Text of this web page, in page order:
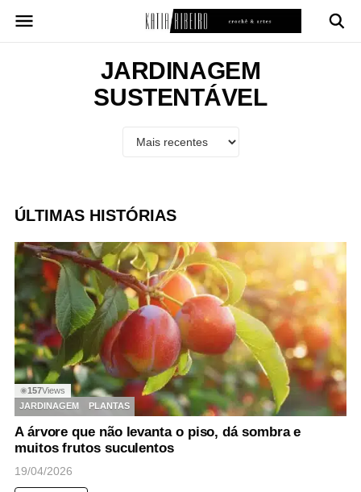
para
JARDINAGEM
SUSTENTÁVEL
ÚLTIMAS HISTÓRIAS
◉157Views
JARDINAGEM
PLANTAS
A árvore que não levanta o piso, dá sombra e
muitos frutos suculentos
19/04/2026